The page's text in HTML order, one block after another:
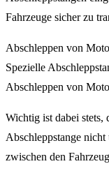
Fahrzeuge sicher zu
Abschleppen von
Spezielle
Abschleppen von
Wichtig ist dabei stets,
Abschleppstange
zwischen den